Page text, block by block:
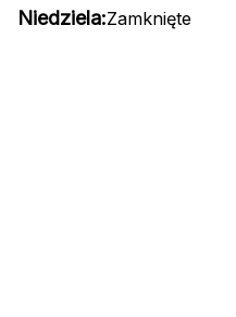
Niedziela:Zamknięte